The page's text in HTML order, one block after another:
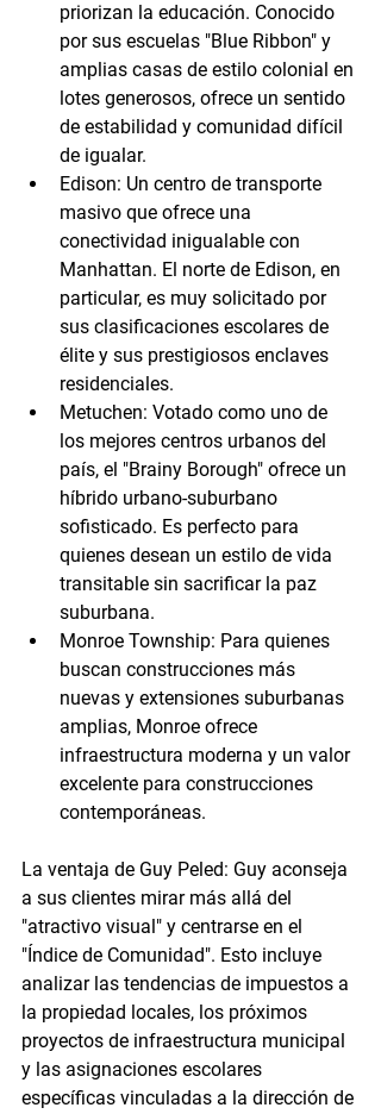
priorizan la educación. Conocido
por sus escuelas "Blue Ribbon" y
amplias casas de estilo colonial en
lotes generosos, ofrece un sentido
de estabilidad y comunidad difícil
de igualar.
Edison: Un centro de transporte
masivo que ofrece una
conectividad inigualable con
Manhattan. El norte de Edison, en
particular, es muy solicitado por
sus clasificaciones escolares de
élite y sus prestigiosos enclaves
residenciales.
Metuchen: Votado como uno de
los mejores centros urbanos del
país, el "Brainy Borough" ofrece un
híbrido urbano-suburbano
sofisticado. Es perfecto para
quienes desean un estilo de vida
transitable sin sacrificar la paz
suburbana.
Monroe Township: Para quienes
buscan construcciones más
nuevas y extensiones suburbanas
amplias, Monroe ofrece
infraestructura moderna y un valor
excelente para construcciones
contemporáneas.
La ventaja de Guy Peled: Guy aconseja
a sus clientes mirar más allá del
"atractivo visual" y centrarse en el
"Índice de Comunidad". Esto incluye
analizar las tendencias de impuestos a
la propiedad locales, los próximos
proyectos de infraestructura municipal
y las asignaciones escolares
específicas vinculadas a la dirección de